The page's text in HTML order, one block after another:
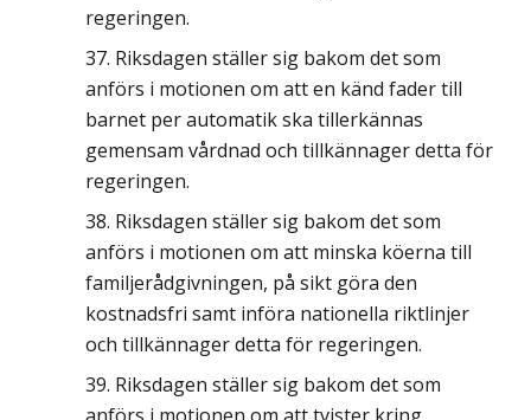
regeringen.
Riksdagen ställer sig bakom det som
anförs i motionen om att en känd fader till
barnet per automatik ska tillerkännas
gemensam vårdnad och tillkännager detta för
regeringen.
Riksdagen ställer sig bakom det som
anförs i motionen om att minska köerna till
familjerådgivningen, på sikt göra den
kostnadsfri samt införa nationella riktlinjer
och tillkännager detta för regeringen.
Riksdagen ställer sig bakom det som